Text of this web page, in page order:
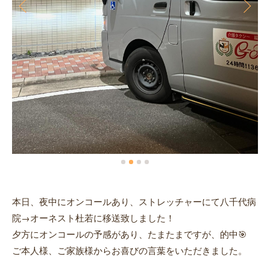
本日、夜中にオンコールあり、ストレッチャーにて八千代病
院→オーネスト杜若に移送致しました！
夕方にオンコールの予感があり、たまたまですが、的中🎯
ご本人様、ご家族様からお喜びの言葉をいただきました。